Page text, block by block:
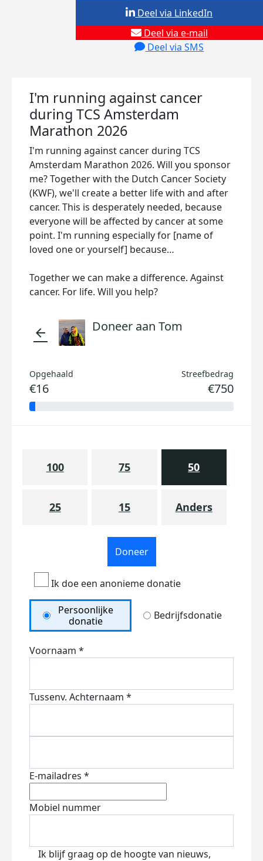
Deel via e-mail
Deel via SMS
Deel via LinkedIn
I'm running against cancer
during TCS Amsterdam
Marathon 2026
I'm running against cancer during TCS
Amsterdam Marathon 2026. Will you sponsor
me? Together with the Dutch Cancer Society
(KWF), we'll create a better life with and after
cancer. This is desperately needed, because
everyone will be affected by cancer at some
point. I'm running especially for [name of
loved one or yourself] because…
Together we can make a difference. Against
cancer. For life. Will you help?
arrow_back Doneer aan Tom
Opgehaald
€16
Streefbedrag
€750
100 75 50
25 15 Anders
Doneer
Ik doe een anonieme donatie
Persoonlijke
donatie
Bedrijfsdonatie
Voornaam *
Tussenv. Achternaam *
E-mailadres *
Mobiel nummer
Ik blijf graag op de hoogte van nieuws,